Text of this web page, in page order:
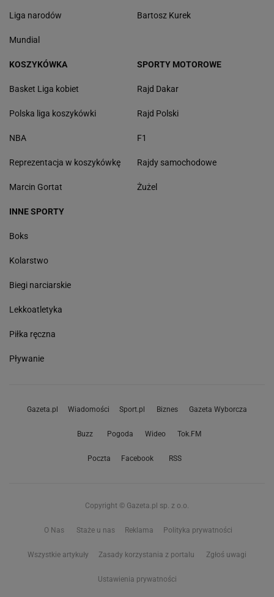
Liga narodów
Mundial
Bartosz Kurek
KOSZYKÓWKA
Basket Liga kobiet
Polska liga koszykówki
NBA
Reprezentacja w koszykówkę
Marcin Gortat
SPORTY MOTOROWE
Rajd Dakar
Rajd Polski
F1
Rajdy samochodowe
Żużel
INNE SPORTY
Boks
Kolarstwo
Biegi narciarskie
Lekkoatletyka
Piłka ręczna
Pływanie
Gazeta.pl Wiadomości Sport.pl Biznes Gazeta Wyborcza
Buzz Pogoda Wideo Tok.FM
Poczta Facebook RSS
Copyright © Gazeta.pl sp. z o.o.
O Nas Staże u nas Reklama Polityka prywatności
Wszystkie artykuły Zasady korzystania z portalu Zgłoś uwagi
Ustawienia prywatności